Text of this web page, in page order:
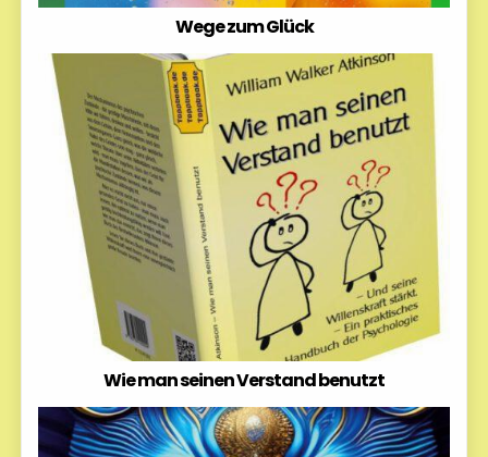
Wege zum Glück
Wie man seinen Verstand benutzt